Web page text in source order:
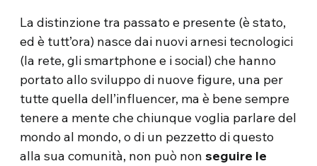
La distinzione tra passato e presente (è stato,
ed è tutt’ora) nasce dai nuovi arnesi tecnologici
(la rete, gli smartphone e i social) che hanno
portato allo sviluppo di nuove figure, una per
tutte quella dell’influencer, ma è bene sempre
tenere a mente che chiunque voglia parlare del
mondo al mondo, o di un pezzetto di questo
alla sua comunità, non può nonseguire le